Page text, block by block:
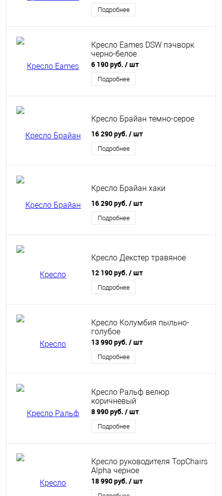
Подробнее
Кресло Eames DSW пэчворк
черно-белое
6 190 руб. / шт
Подробнее
Кресло Брайан темно-серое
16 290 руб. / шт
Подробнее
Кресло Брайан хаки
16 290 руб. / шт
Подробнее
Кресло Декстер травяное
12 190 руб. / шт
Подробнее
Кресло Колумбия пыльно-
голубое
13 990 руб. / шт
Подробнее
Кресло Ральф велюр
коричневый
8 990 руб. / шт
Подробнее
Кресло руководителя TopChairs
Alpha черное
18 990 руб. / шт